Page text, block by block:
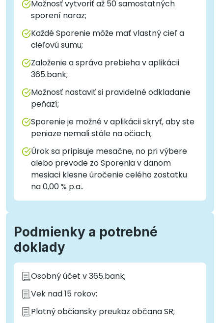
Možnosť vytvoriť až 50 samostatných
sporení naraz;
Každé Sporenie môže mať vlastný cieľ a
cieľovú sumu;
Založenie a správa prebieha v aplikácii
365.bank;
Možnosť nastaviť si pravidelné odkladanie
peňazí;
Sporenie je možné v aplikácii skryť, aby ste
peniaze nemali stále na očiach;
Úrok sa pripisuje mesačne, no pri výbere
alebo prevode zo Sporenia v danom
mesiaci klesne úročenie celého zostatku
na 0,00 % p.a..
Podmienky a potrebné
doklady
Osobný účet v 365.bank;
Vek nad 15 rokov;
Platný občiansky preukaz občana SR;